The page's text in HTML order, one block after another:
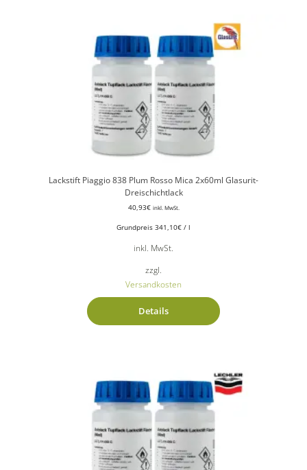
Lackstift Piaggio 838 Plum Rosso Mica 2x60ml Glasurit-
Dreischichtlack
40,93€ inkl. MwSt.
Grundpreis 341,10€ / l
inkl. MwSt.
zzgl.
Versandkosten
Details